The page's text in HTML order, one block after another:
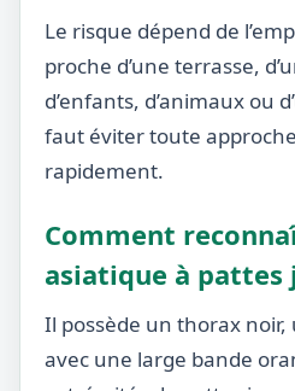
Le risque dépend de
proche d’une terrasse,
d’enfants, d’animaux ou
faut éviter toute
rapidement.
Comment
asiatique à pattes
Il possède un thorax
avec une large bande